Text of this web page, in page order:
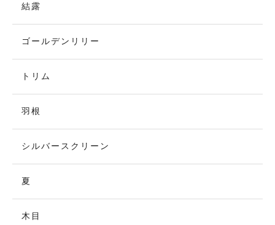
結露
ゴールデンリリー
トリム
羽根
シルバースクリーン
夏
木目